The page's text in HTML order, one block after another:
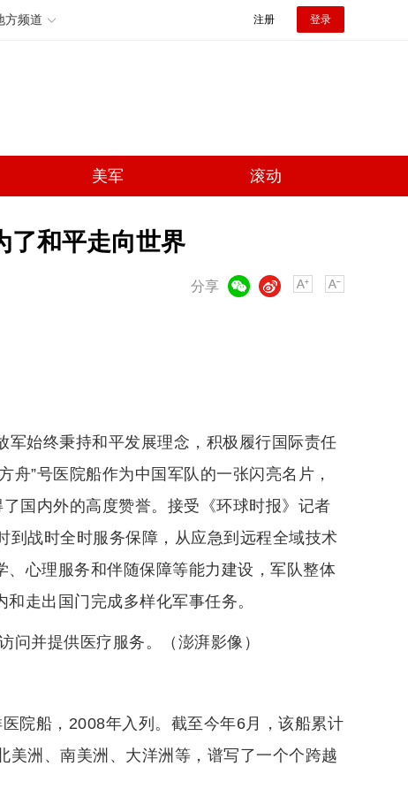
方频道 注册 登录
美军 滚动
和平走向世界
分享
微博
始终秉持和平发展理念，积极履行国际责任
”号医院船作为中国军队的一张闪亮名片，
国内外的高度赞誉。接受《环球时报》记者
战时全时服务保障，从应急到远程全域技术
心理服务和伴随保障等能力建设，军队整体
走出国门完成多样化军事任务。
问并提供医疗服务。（澎湃影像）
院船，2008年入列。截至今年6月，该船累计
洲、南美洲、大洋洲等，谱写了一个个跨越